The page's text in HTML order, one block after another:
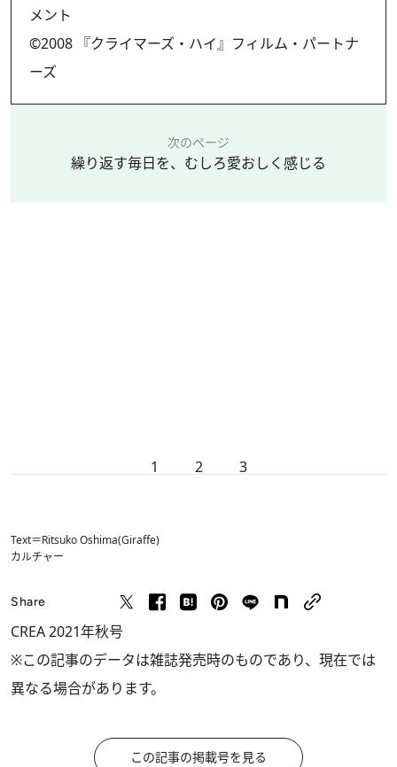
メント
©2008 『クライマーズ・ハイ』フィルム・パートナ
ーズ
次のページ
繰り返す毎日を、むしろ愛おしく感じる
1 2 3
Text＝Ritsuko Oshima(Giraffe)
カルチャー
Share
CREA 2021年秋号
※この記事のデータは雑誌発売時のものであり、現在では
異なる場合があります。
この記事の掲載号を見る